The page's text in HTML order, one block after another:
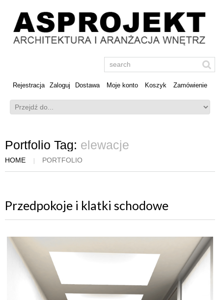
Rejestracja Zaloguj Dostawa Moje konto Koszyk Zamówienie
Portfolio Tag: elewacje
HOME PORTFOLIO
Przedpokoje i klatki schodowe